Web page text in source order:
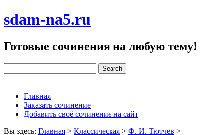
sdam-na5.ru
Готовые сочинения на любую тему!
Главная
Заказать сочинение
Добавить своё сочинение на сайт
Вы здесь: Главная > Классическая > Ф. И. Тютчев >